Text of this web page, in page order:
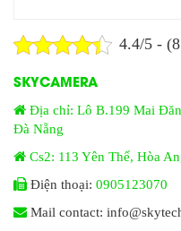
4.4/5 -
SKYCAMERA
Địa chỉ: Lô B.199 Mai
Đà Nẵng
Cs2: 113 Yên Thế, Hòa
Điện thoại: 0905123070
Mail contact: